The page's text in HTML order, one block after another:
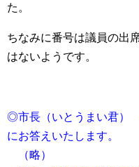
た。
ちなみに番号は議員の出
はないようです。
◎市長（いとうまい君）
にお答えいたします。
（略）